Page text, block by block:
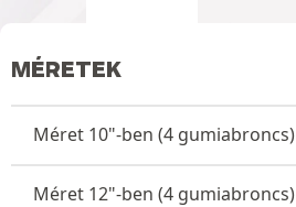
MÉRETEK
Méret 10"-ben (4 gumiabroncs)
Méret 12"-ben (4 gumiabroncs)